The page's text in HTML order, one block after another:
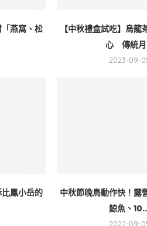
燕窩、松
【中秋禮盒試吃】烏
心 傳統
2023-09-
比鳳小岳的
中秋節晚鳥動作快！露
鯨魚、
2022-09-